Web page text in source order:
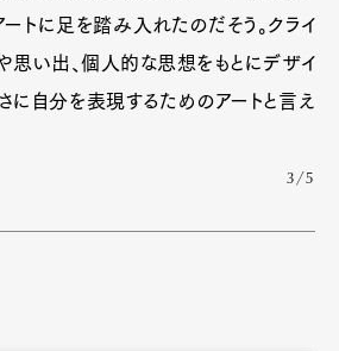
ートに足を踏み入れたのだそう。クライ
思い出、個人的な思想をもとにデザイ
に自分を表現するためのアートと言え
3/5